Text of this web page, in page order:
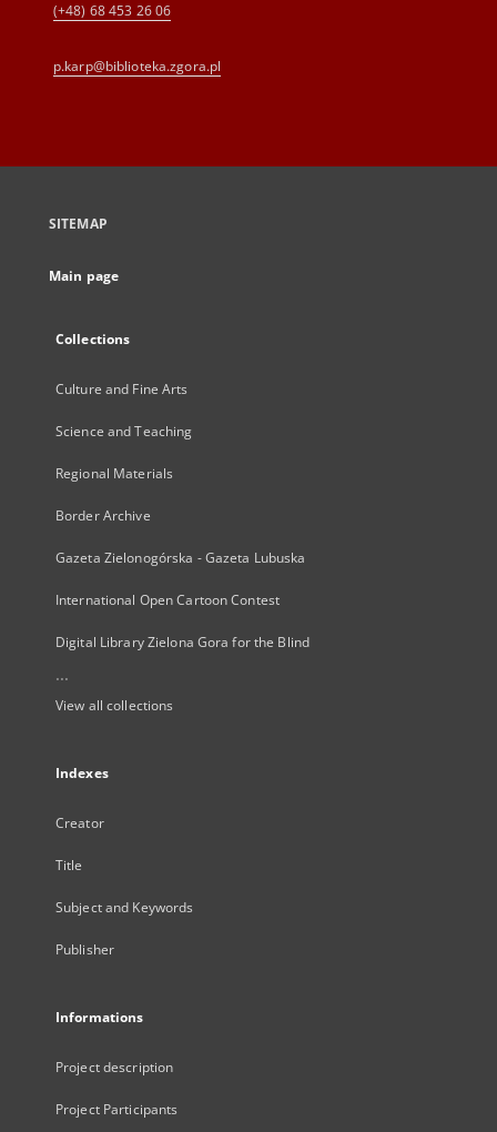
(+48) 68 453 26 06
p.karp@biblioteka.zgora.pl
SITEMAP
Main page
Collections
Culture and Fine Arts
Science and Teaching
Regional Materials
Border Archive
Gazeta Zielonogórska - Gazeta Lubuska
International Open Cartoon Contest
Digital Library Zielona Gora for the Blind
...
View all collections
Indexes
Creator
Title
Subject and Keywords
Publisher
Informations
Project description
Project Participants